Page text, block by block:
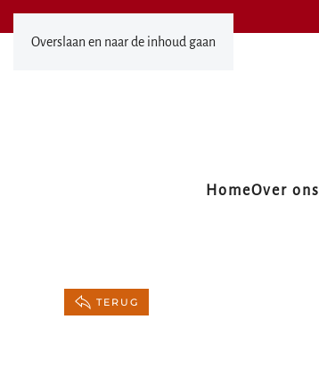
Overslaan en naar de inhoud gaan
HomeOver ons
TERUG